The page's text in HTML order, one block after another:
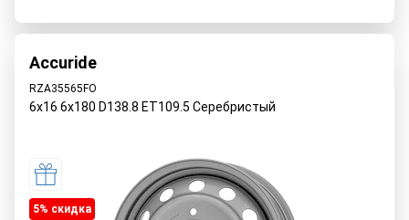
Accuride
RZA35565FO
6x16 6x180 D138.8 ET109.5 Серебристый
5% cкидка